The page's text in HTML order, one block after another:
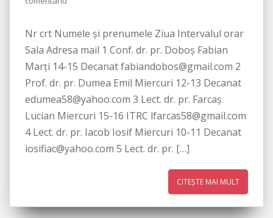
Nr crt Numele și prenumele Ziua Intervalul orar
Sala Adresa mail 1 Conf. dr. pr. Doboș Fabian
Marți 14-15 Decanat fabiandobos@gmail.com 2
Prof. dr. pr. Dumea Emil Miercuri 12-13 Decanat
edumea58@yahoo.com 3 Lect. dr. pr. Farcaș
Lucian Miercuri 15-16 ITRC lfarcas58@gmail.com
4 Lect. dr. pr. Iacob Iosif Miercuri 10-11 Decanat
iosifiac@yahoo.com 5 Lect. dr. pr. […]
CITEȘTE MAI MULT